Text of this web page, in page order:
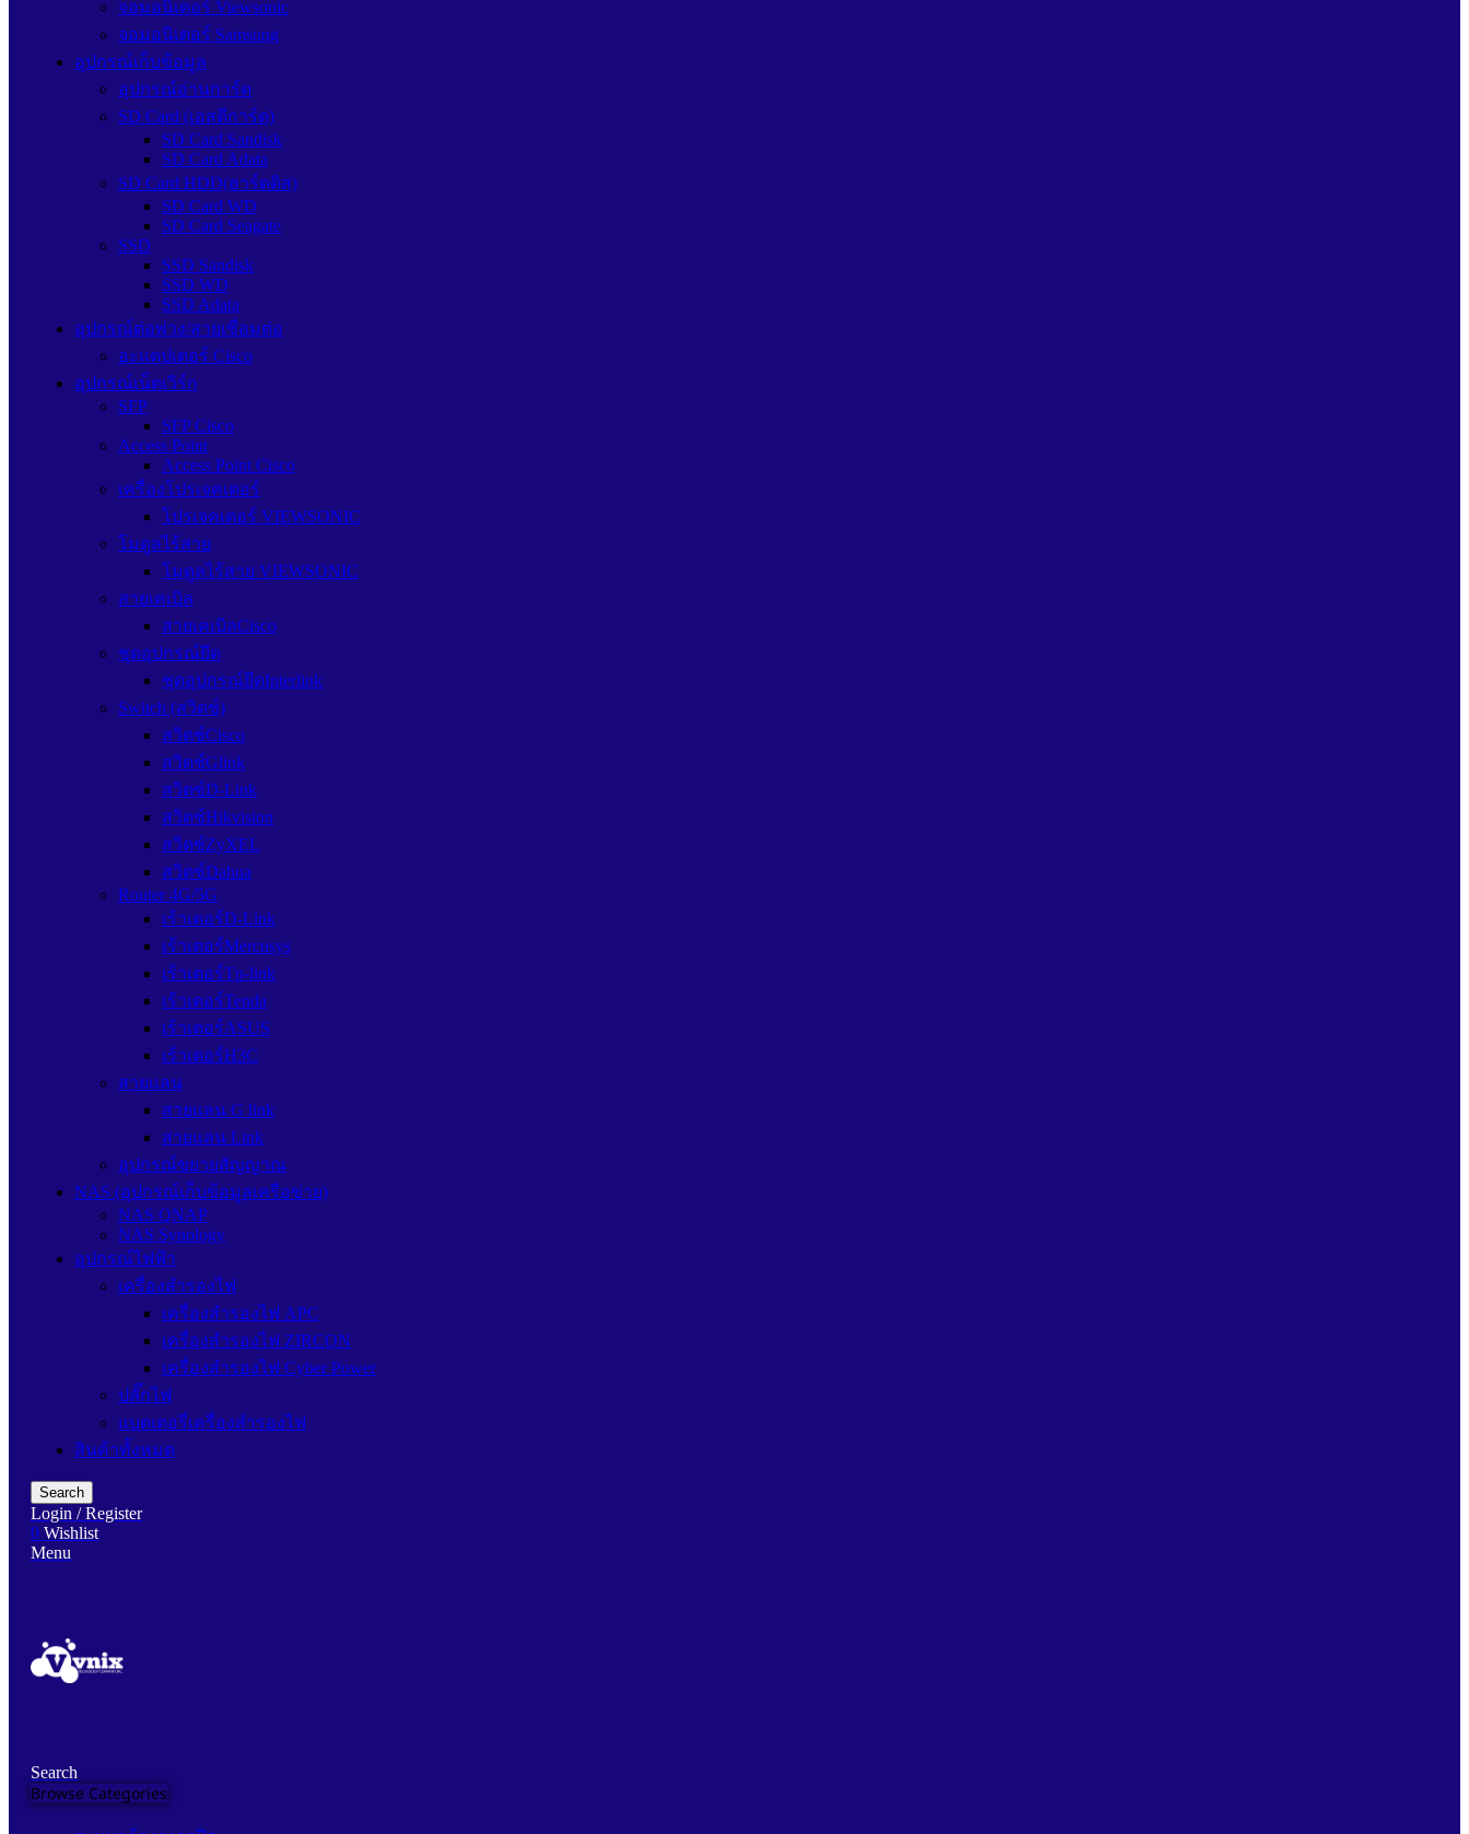
จอมอนิเตอร์ Viewsonic
จอมอนิเตอร์ Samsung
อุปกรณ์เก็บข้อมูล
อุปกรณ์อ่านการ์ด
SD Card (เอสดีการ์ด)
SD Card Sandisk
SD Card Adata
SD Card HDD(ฮาร์ดดิส)
SD Card WD
SD Card Seagate
SSD
SSD Sandisk
SSD WD
SSD Adata
อุปกรณ์ต่อพ่วง/สายเชื่อมต่อ
อะแดปเตอร์ Cisco
อุปกรณ์เน็ตเวิร์ก
SFP
SFP Cisco
Access Point
Access Point Cisco
เครื่องโปรเจคเตอร์
โปรเจคเตอร์ VIEWSONIC
โมดูลไร้สาย
โมดูลไร้สาย VIEWSONIC
สายเคเบิล
สายเคเบิลCisco
ชุดอุปกรณ์ยึด
ชุดอุปกรณ์ยึดInterlink
Switch (สวิตช์)
สวิตช์Cisco
สวิตช์Glink
สวิตซ์D-Link
สวิตซ์Hikvision
สวิตซ์ZyXEL
สวิตซ์Dahua
Router 4G/5G
เร้าเตอร์D-Link
เร้าเตอร์Mercusys
เร้าเตอร์Tp-link
เร้าเตอร์Tenda
เร้าเตอร์ASUS
เร้าเตอร์H3C
สายแลน
สายแลน G link
สายแลน Link
อุปกรณ์ขยายสัญญาณ
NAS (อุปกรณ์เก็บข้อมูลเครือข่าย)
NAS QNAP
NAS Synology
อุปกรณ์ไฟฟ้า
เครื่องสำรองไฟ
เครื่องสำรองไฟ APC
เครื่องสำรองไฟ ZIRCON
เครื่องสำรองไฟ Cyber Power
ปลั๊กไฟ
แบตเตอรี่เครื่องสำรองไฟ
สินค้าทั้งหมด
Search
Login / Register
0 Wishlist
Menu
Search
Browse Categories